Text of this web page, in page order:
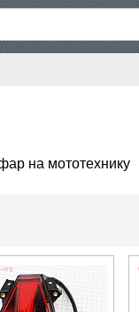
на мототехнику